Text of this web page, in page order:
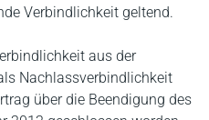
Verbindlichkeit geltend.
aus der
Nachlassverbindlichkeit
über die Beendigung des